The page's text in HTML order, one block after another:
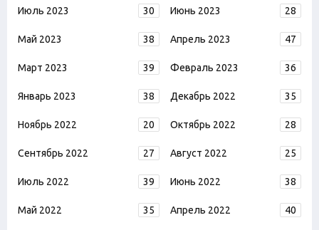
Июль 2023 30 Июнь 2023 28
Май 2023 38 Апрель 2023 47
Март 2023 39 Февраль 2023 36
Январь 2023 38 Декабрь 2022 35
Ноябрь 2022 20 Октябрь 2022 28
Сентябрь 2022 27 Август 2022 25
Июль 2022 39 Июнь 2022 38
Май 2022 35 Апрель 2022 40